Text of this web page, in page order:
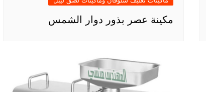
مكينة عصر بذور دوار الشمس